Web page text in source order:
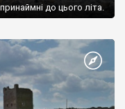
до цього літа.